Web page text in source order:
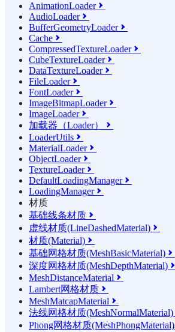
AnimationLoader
AudioLoader
BufferGeometryLoader
Cache 
CompressedTextureLoader
CubeTextureLoader
DataTextureLoader
FileLoader
FontLoader
ImageBitmapLoader
ImageLoader
加载器（Loader） 
LoaderUtils 
MaterialLoader
ObjectLoader
TextureLoader
DefaultLoadingManager
LoadingManager
材质
基础线条材质 
虚线材质(LineDashedMaterial) 
材质(Material) 
基础网格材质(MeshBasicMaterial) 
深度网格材质(MeshDepthMaterial) 
MeshDistanceMaterial 
Lambert网格材质 
MeshMatcapMaterial 
法线网格材质(MeshNormalMaterial)
Phong网格材质(MeshPhongMaterial)